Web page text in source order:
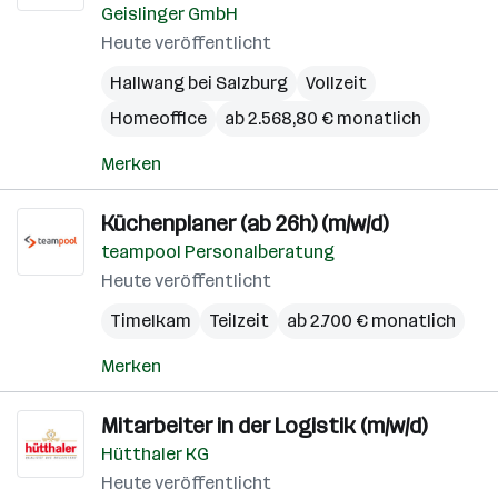
Geislinger GmbH
Heute veröffentlicht
Hallwang bei Salzburg
Vollzeit
Homeoffice
ab 2.568,80 € monatlich
Merken
Küchenplaner (ab 26h) (m/w/d)
teampool Personalberatung
Heute veröffentlicht
Timelkam
Teilzeit ab 2.700 € monatlich
Merken
Mitarbeiter in der Logistik (m/w/d)
Hütthaler KG
Heute veröffentlicht